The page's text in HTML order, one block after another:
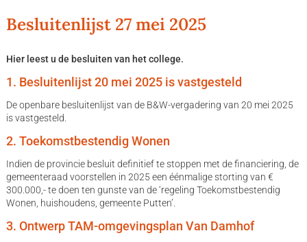
Besluitenlijst 27 mei 2025
Hier leest u de besluiten van het college.
1. Besluitenlijst 20 mei 2025 is vastgesteld
De openbare besluitenlijst van de B&W-vergadering van 20 mei 2025
is vastgesteld.
2. Toekomstbestendig Wonen
Indien de provincie besluit definitief te stoppen met de financiering, de
gemeenteraad voorstellen in 2025 een éénmalige storting van €
300.000,- te doen ten gunste van de ‘regeling Toekomstbestendig
Wonen, huishoudens, gemeente Putten’.
3. Ontwerp TAM-omgevingsplan Van Damhof